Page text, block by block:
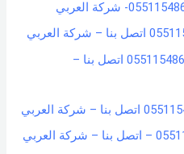
شركة تنظيف مكيفات بحائل – 0551154864 اتصل بنا –